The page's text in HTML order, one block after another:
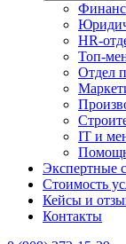
HR-
Топ-
Отдел
IT и
Экспертные
Стоимость
Кейсы и
Контакты